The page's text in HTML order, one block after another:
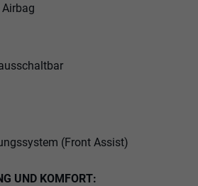
(Front Assist)
UND KOMFORT: